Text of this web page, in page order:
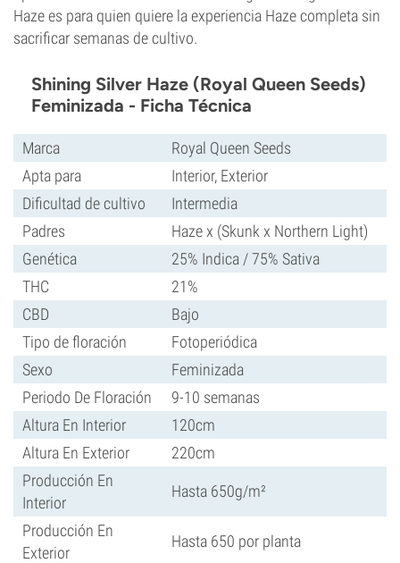
Haze es para quien quiere la experiencia Haze completa sin
sacrificar semanas de cultivo.
Shining Silver Haze (Royal Queen Seeds)
Feminizada - Ficha Técnica
Marca
Royal Queen Seeds
Apta para
Interior, Exterior
Dificultad de cultivo
Intermedia
Padres
Haze x (Skunk x Northern Light)
Genética
25% Indica / 75% Sativa
THC
21%
CBD
Bajo
Tipo de floración
Fotoperiódica
Sexo
Feminizada
Periodo De Floración
9-10 semanas
Altura En Interior
120cm
Altura En Exterior
220cm
Producción En
Interior
Hasta 650g/m²
Producción En
Exterior
Hasta 650 por planta